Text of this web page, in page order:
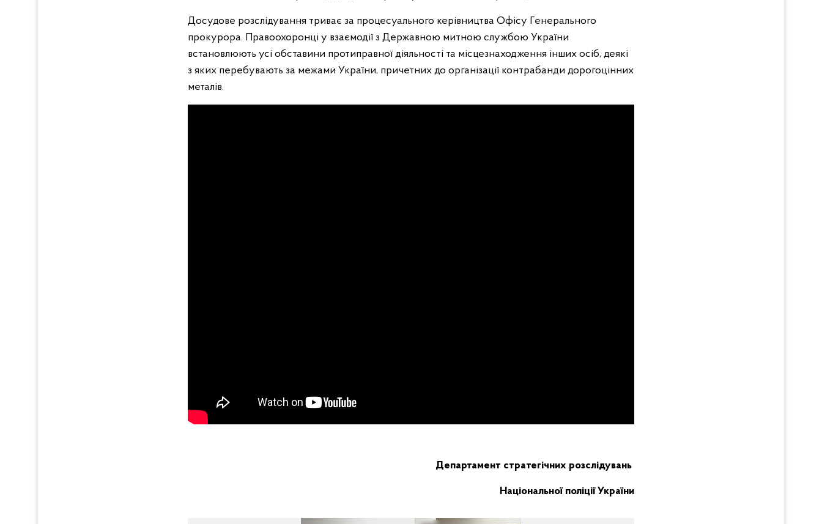
Досудове розслідування триває за процесуального керівництва Офісу Генерального
прокурора. Правоохоронці у взаємодії з Державною митною службою України
встановлюють усі обставини протиправної діяльності та місцезнаходження інших осіб, деякі
з яких перебувають за межами України, причетних до організації контрабанди дорогоцінних
металів.
Департамент стратегічних розслідувань
Національної поліції України